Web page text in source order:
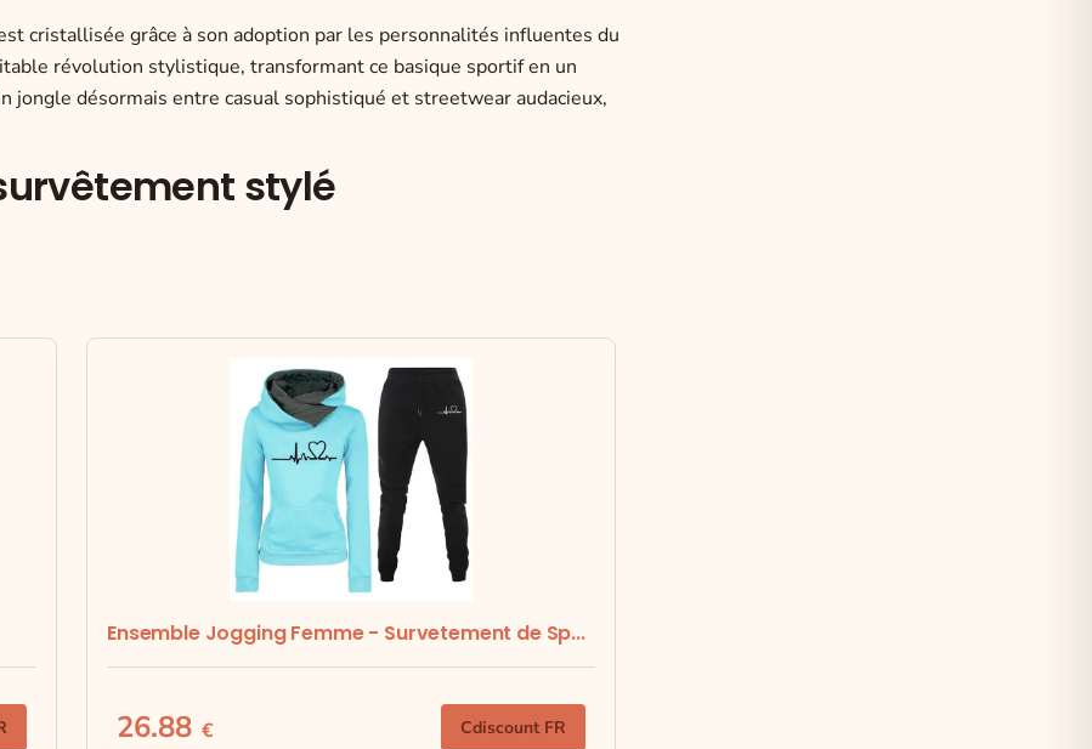
cristallisée grâce à son adoption par les personnalités influentes du
révolution stylistique, transformant ce basique sportif en un
désormais entre casual sophistiqué et streetwear audacieux,
stylé
Ensemble Jogging Femme - Survetement de Sp...
26.88 € Cdiscount FR